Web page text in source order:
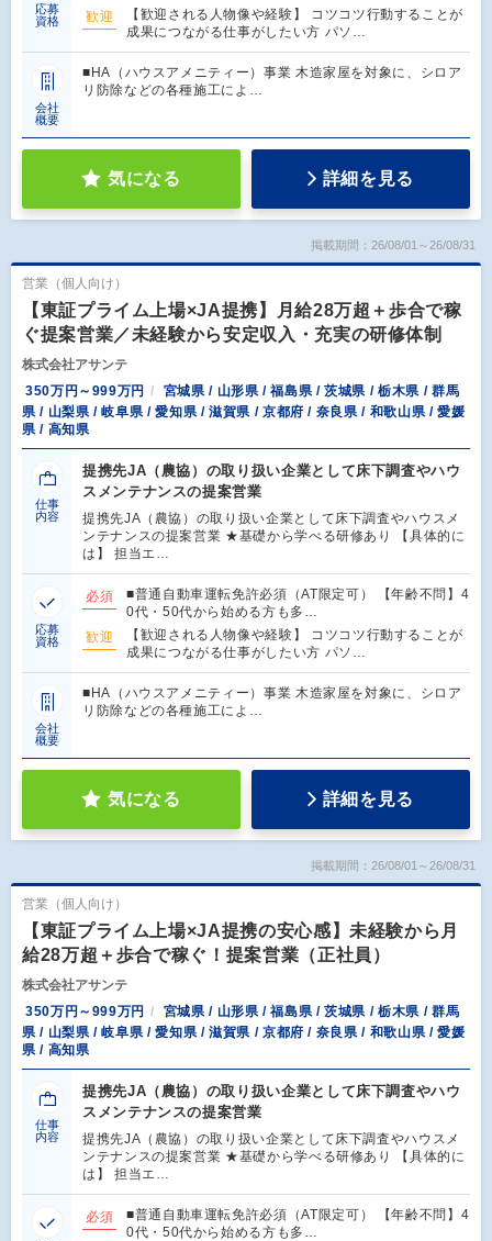
応募
資格
歓迎
【歓迎される人物像や経験】 コツコツ行動することが
成果につながる仕事がしたい方 パソ…
会社
概要
■HA（ハウスアメニティー）事業 木造家屋を対象に、シロア
リ防除などの各種施工によ…
気になる 詳細を見る
掲載期間：26/08/01～26/08/31
営業（個人向け）
【東証プライム上場×JA提携】月給28万超＋歩合で稼
ぐ提案営業／未経験から安定収入・充実の研修体制
株式会社アサンテ
350万円～999万円
宮城県 / 山形県 / 福島県 / 茨城県 / 栃木県 / 群馬
県 / 山梨県 / 岐阜県 / 愛知県 / 滋賀県 / 京都府 / 奈良県 / 和歌山県 / 愛媛
県 / 高知県
仕事
内容
提携先JA（農協）の取り扱い企業として床下調査やハウ
スメンテナンスの提案営業
提携先JA（農協）の取り扱い企業として床下調査やハウスメ
ンテナンスの提案営業 ★基礎から学べる研修あり 【具体的に
は】 担当エ…
応募
資格
必須
■普通自動車運転免許必須（AT限定可） 【年齢不問】4
0代・50代から始める方も多…
歓迎
【歓迎される人物像や経験】 コツコツ行動することが
成果につながる仕事がしたい方 パソ…
会社
概要
■HA（ハウスアメニティー）事業 木造家屋を対象に、シロア
リ防除などの各種施工によ…
気になる 詳細を見る
掲載期間：26/08/01～26/08/31
営業（個人向け）
【東証プライム上場×JA提携の安心感】未経験から月
給28万超＋歩合で稼ぐ！提案営業（正社員）
株式会社アサンテ
350万円～999万円
宮城県 / 山形県 / 福島県 / 茨城県 / 栃木県 / 群馬
県 / 山梨県 / 岐阜県 / 愛知県 / 滋賀県 / 京都府 / 奈良県 / 和歌山県 / 愛媛
県 / 高知県
仕事
内容
提携先JA（農協）の取り扱い企業として床下調査やハウ
スメンテナンスの提案営業
提携先JA（農協）の取り扱い企業として床下調査やハウスメ
ンテナンスの提案営業 ★基礎から学べる研修あり 【具体的に
は】 担当エ…
必須
■普通自動車運転免許必須（AT限定可） 【年齢不問】4
0代・50代から始める方も多…